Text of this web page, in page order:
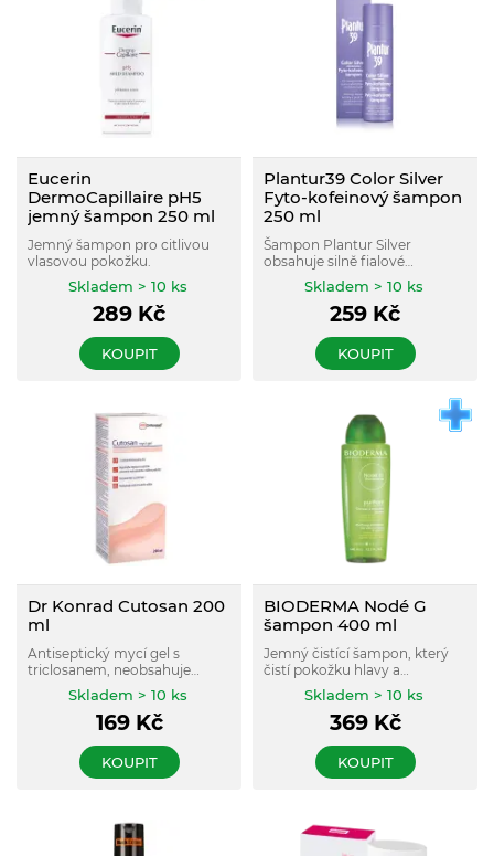
Eucerin
DermoCapillaire pH5
jemný šampon 250 ml
Jemný šampon pro citlivou
vlasovou pokožku.
Skladem > 10 ks
289 Kč
KOUPIT
Plantur39 Color Silver
Fyto-kofeinový šampon
250 ml
Šampon Plantur Silver
obsahuje silně fialové
pigmenty, které zmírňují žlutý
nadéch na barvených světlých
Skladem > 10 ks
259 Kč
KOUPIT
Dr Konrad Cutosan 200
ml
Antiseptický mycí gel s
triclosanem, neobsahuje
sodium lauryl sulfát (SLS).
Skladem > 10 ks
169Kč
KOUPIT
BIODERMA Nodé G
šampon 400 ml
Jemný čistící šampon, který
čistí pokožku hlavy a
zpomaluje maštění vlasů a
vlasové pokožky.
Skladem > 10 ks
369Kč
KOUPIT